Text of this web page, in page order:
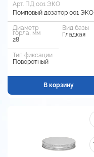
Арт. ПД 001 ЭКО
Помповый дозатор 001 ЭКО
Диаметр
горла, мм
28
Вид базы
Гладкая
Тип фиксации
Поворотный
В корзину